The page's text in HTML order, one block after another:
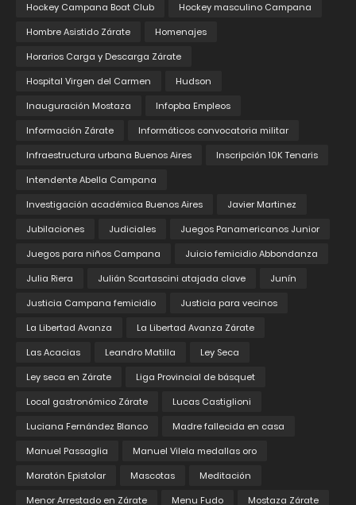
Hockey Campana Boat Club
Hockey masculino Campana
Hombre Asistido Zárate
Homenajes
Horarios Carga y Descarga Zárate
Hospital Virgen del Carmen
Hudson
Inauguración Mostaza
Infopba Empleos
Información Zárate
Informáticos convocatoria militar
Infraestructura urbana Buenos Aires
Inscripción 10K Tenaris
Intendente Abella Campana
Investigación académica Buenos Aires
Javier Martinez
Jubilaciones
Judiciales
Juegos Panamericanos Junior
Juegos para niños Campana
Juicio femicidio Abbondanza
Julia Riera
Julián Scartascini atajada clave
Junín
Justicia Campana femicidio
Justicia para vecinos
La Libertad Avanza
La Libertad Avanza Zárate
Las Acacias
Leandro Matilla
Ley Seca
Ley seca en Zárate
Liga Provincial de básquet
Local gastronómico Zárate
Lucas Castiglioni
Luciana Fernández Blanco
Madre fallecida en casa
Manuel Passaglia
Manuel Vilela medallas oro
Maratón Epistolar
Mascotas
Meditación
Menor Arrestado en Zárate
Menu Fudo Mostaza Zárate